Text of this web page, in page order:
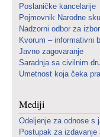
Poslaničke kancelarije
Pojmovnik Narodne
Nadzorni odbor za
Kvorum – informativni
Javno zagovaranje
Saradnja sa civilnim
Umetnost koja čeka
Mediji
Odeljenje za odnose s
Postupak za izdavanje